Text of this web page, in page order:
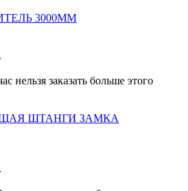
3000ММ
нельзя заказать больше этого
ШТАНГИ ЗАМКА